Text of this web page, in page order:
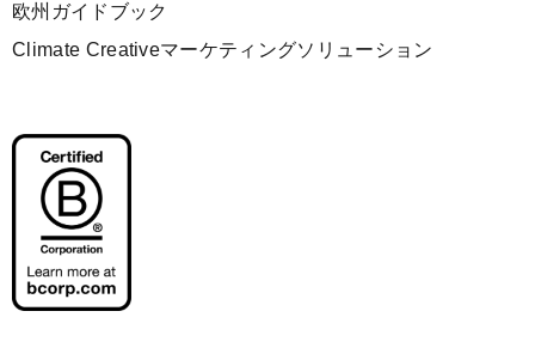
欧州ガイドブック
Climate Creativeマーケティングソリューション